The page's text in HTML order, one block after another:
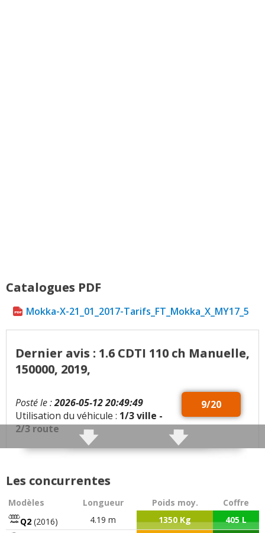
Catalogues PDF
Mokka-X-21_01_2017-Tarifs_FT_Mokka_X_MY17_5
Dernier avis : 1.6 CDTI 110 ch Manuelle,
150000, 2019,
9/20
Posté le :2026-05-12 20:49:49
Utilisation du véhicule : 1/3 ville -
2/3 route
Qualités :Intérieur cosy , à l’ancienne .
Sièges avant très confortables et réglables.
Défauts :
Coffre ridicule. Tape cul inadapté aux
Les concurrentes
Modèles Longueur Poids moy.
Coffre
Q2 (2016) 4.19 m 1350 Kg
405 L